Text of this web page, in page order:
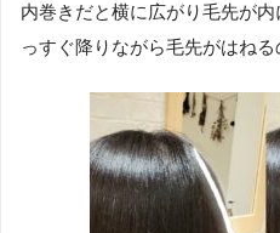
内巻きだと横に広がり毛先が
っすぐ降りながら毛先がはねる